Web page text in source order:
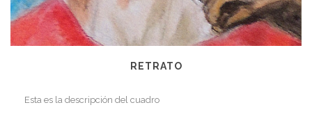
RETRATO
Esta es la descripción del cuadro